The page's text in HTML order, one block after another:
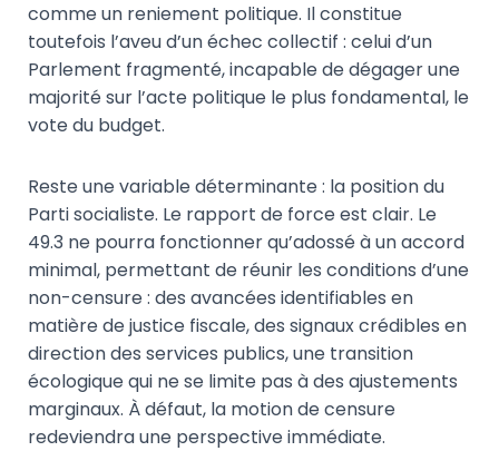
comme un reniement politique. Il constitue
toutefois l’aveu d’un échec collectif : celui d’un
Parlement fragmenté, incapable de dégager une
majorité sur l’acte politique le plus fondamental, le
vote du budget.
Reste une variable déterminante : la position du
Parti socialiste. Le rapport de force est clair. Le
49.3 ne pourra fonctionner qu’adossé à un accord
minimal, permettant de réunir les conditions d’une
non-censure : des avancées identifiables en
matière de justice fiscale, des signaux crédibles en
direction des services publics, une transition
écologique qui ne se limite pas à des ajustements
marginaux. À défaut, la motion de censure
redeviendra une perspective immédiate.